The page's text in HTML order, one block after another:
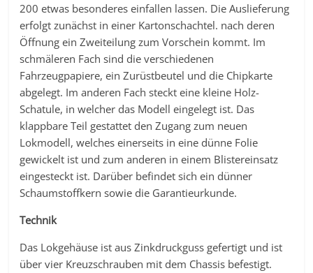
200 etwas besonderes einfallen lassen. Die Auslieferung
erfolgt zunächst in einer Kartonschachtel. nach deren
Öffnung ein Zweiteilung zum Vorschein kommt. Im
schmäleren Fach sind die verschiedenen
Fahrzeugpapiere, ein Zurüstbeutel und die Chipkarte
abgelegt. Im anderen Fach steckt eine kleine Holz-
Schatule, in welcher das Modell eingelegt ist. Das
klappbare Teil gestattet den Zugang zum neuen
Lokmodell, welches einerseits in eine dünne Folie
gewickelt ist und zum anderen in einem Blistereinsatz
eingesteckt ist. Darüber befindet sich ein dünner
Schaumstoffkern sowie die Garantieurkunde.
Technik
Das Lokgehäuse ist aus Zinkdruckguss gefertigt und ist
über vier Kreuzschrauben mit dem Chassis befestigt.